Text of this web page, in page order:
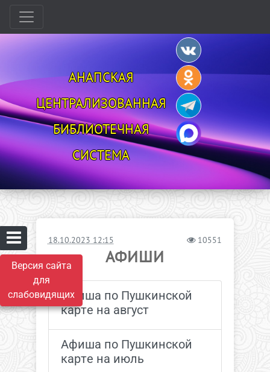
Версия сайта
для
слабовидящих
АНАПСКАЯ
ЦЕНТРАЛИЗОВАННАЯ
БИБЛИОТЕЧНАЯ
СИСТЕМА
18.10.2023 12:15 10551
АФИШИ
Афиша по Пушкинской
карте на август
Афиша по Пушкинской
карте на июль